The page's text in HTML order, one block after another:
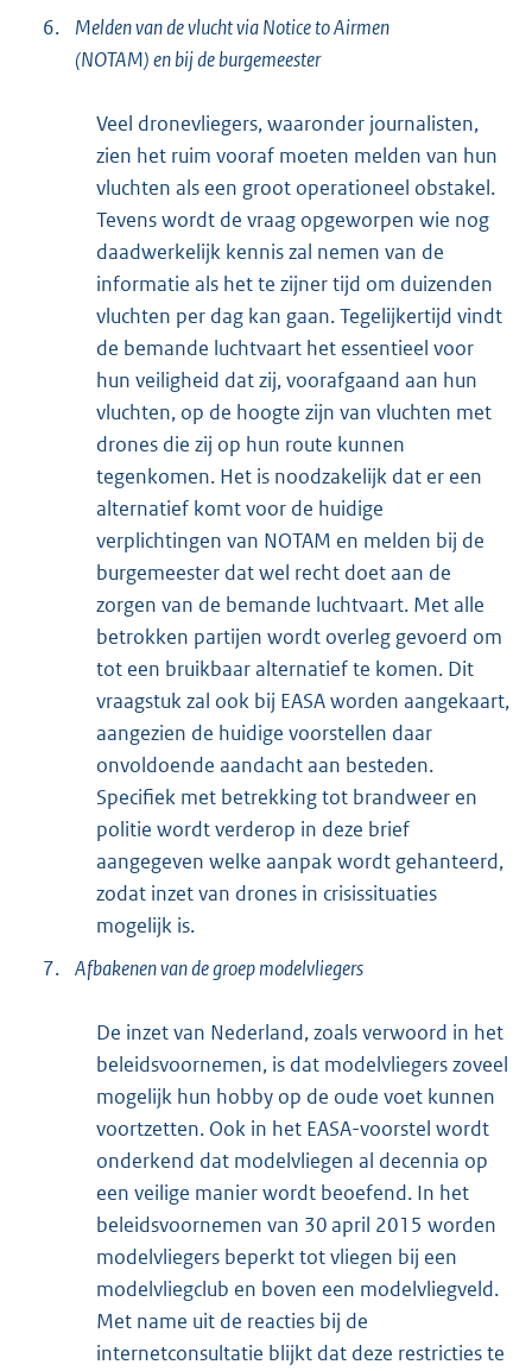
6.
Melden van de vlucht via Notice to Airmen
(NOTAM) en bij de burgemeester
Veel dronevliegers, waaronder journalisten,
zien het ruim vooraf moeten melden van hun
vluchten als een groot operationeel obstakel.
Tevens wordt de vraag opgeworpen wie nog
daadwerkelijk kennis zal nemen van de
informatie als het te zijner tijd om duizenden
vluchten per dag kan gaan. Tegelijkertijd vindt
de bemande luchtvaart het essentieel voor
hun veiligheid dat zij, voorafgaand aan hun
vluchten, op de hoogte zijn van vluchten met
drones die zij op hun route kunnen
tegenkomen. Het is noodzakelijk dat er een
alternatief komt voor de huidige
verplichtingen van NOTAM en melden bij de
burgemeester dat wel recht doet aan de
zorgen van de bemande luchtvaart. Met alle
betrokken partijen wordt overleg gevoerd om
tot een bruikbaar alternatief te komen. Dit
vraagstuk zal ook bij EASA worden aangekaart,
aangezien de huidige voorstellen daar
onvoldoende aandacht aan besteden.
Specifiek met betrekking tot brandweer en
politie wordt verderop in deze brief
aangegeven welke aanpak wordt gehanteerd,
zodat inzet van drones in crisissituaties
mogelijk is.
7. Afbakenen van de groep modelvliegers
De inzet van Nederland, zoals verwoord in het
beleidsvoornemen, is dat modelvliegers zoveel
mogelijk hun hobby op de oude voet kunnen
voortzetten. Ook in het EASA-voorstel wordt
onderkend dat modelvliegen al decennia op
een veilige manier wordt beoefend. In het
beleidsvoornemen van 30 april 2015 worden
modelvliegers beperkt tot vliegen bij een
modelvliegclub en boven een modelvliegveld.
Met name uit de reacties bij de
internetconsultatie blijkt dat deze restricties te